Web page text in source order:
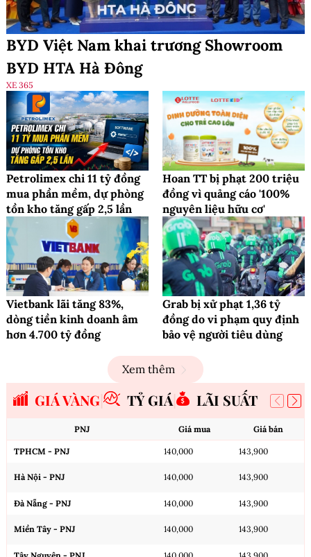
BYD Việt Nam khai trương Showroom
BYD HTA Hà Đông
XE 365
Petrolimex chi 11 tỷ đồng
mua phần mềm, dự phòng
tồn kho tăng gấp 2,5 lần
Hoan TT bị phạt 200 triệu
đồng vì quảng cáo '100%
nguyên liệu hữu cơ'
Vietbank lãi tăng 83%,
dòng tiền kinh doanh âm
hơn 4.700 tỷ đồng
Grab bị xử phạt 1,36 tỷ
đồng do vi phạm quy định
bảo vệ người tiêu dùng
Xem thêm
GIÁ VÀNG TỶ GIÁ LÃI SUẤT
PNJ Giá mua Giá bán
TPHCM - PNJ 140,000 143,900
Hà Nội - PNJ 140,000 143,900
Đà Nẵng - PNJ 140,000 143,900
Miền Tây - PNJ 140,000 143,900